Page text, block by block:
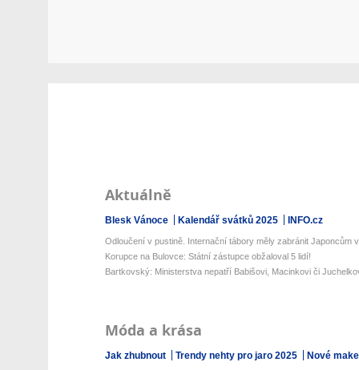
Aktuálně
Blesk Vánoce Kalendář svátků 2025 INFO.cz
Odloučení v pustině. Internační tábory měly zabránit Japoncům
Korupce na Bulovce: Státní zástupce obžaloval 5 lidí!
Bartkovský: Ministerstva nepatří Babišovi, Macinkovi či
Móda a krása
Jak zhubnout Trendy nehty pro jaro 2025 Nové